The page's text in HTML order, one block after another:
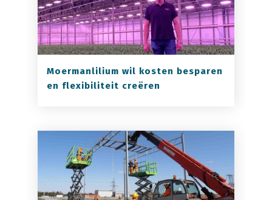
Moermanlilium wil kosten besparen
en flexibiliteit creëren